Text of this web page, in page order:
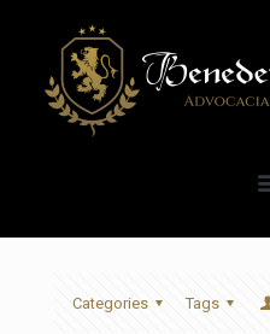
Categories Tags